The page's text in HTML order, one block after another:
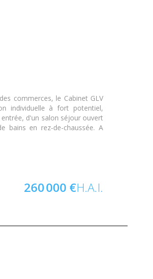
commerces, le Cabinet GLV
individuelle à fort potentiel,
d'un salon séjour ouvert
bains en rez-de-chaussée. A
260 000 €H.A.I.